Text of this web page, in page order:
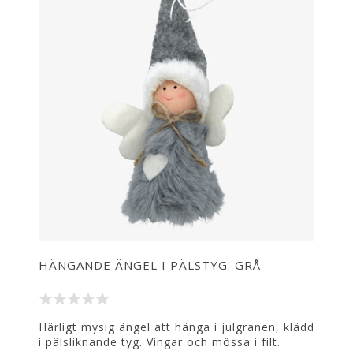
HÄNGANDE ÄNGEL I PÄLSTYG: GRÅ
Härligt mysig ängel att hänga i julgranen, klädd
i pälsliknande tyg. Vingar och mössa i filt.